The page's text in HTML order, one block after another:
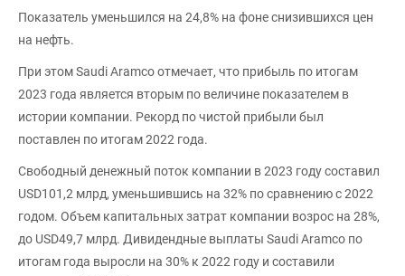
Показатель уменьшился на 24,8% на фоне снизившихся цен
на нефть.
При этом Saudi Aramco отмечает, что прибыль по итогам
2023 года является вторым по величине показателем в
истории компании. Рекорд по чистой прибыли был
поставлен по итогам 2022 года.
Свободный денежный поток компании в 2023 году составил
USD101,2 млрд, уменьшившись на 32% по сравнению с 2022
годом. Объем капитальных затрат компании возрос на 28%,
до USD49,7 млрд. Дивидендные выплаты Saudi Aramco по
итогам года выросли на 30% к 2022 году и составили